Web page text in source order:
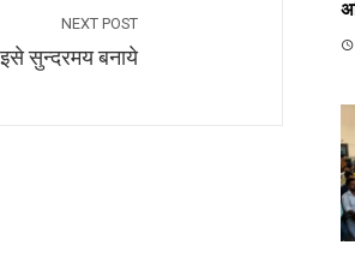
NEXT POST
सुन्दरमय बनाये